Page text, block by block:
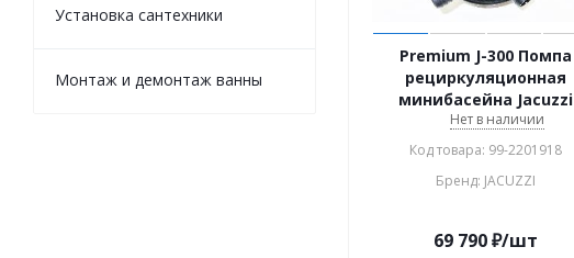
Premium J-300 Помпа
рециркуляционная
минибасейна Jacuzzi
Нет в наличии
Код товара: 99-2201918
Бренд: JACUZZI
69 790₽/шт
Установка сантехники
Монтаж и демонтаж ванны